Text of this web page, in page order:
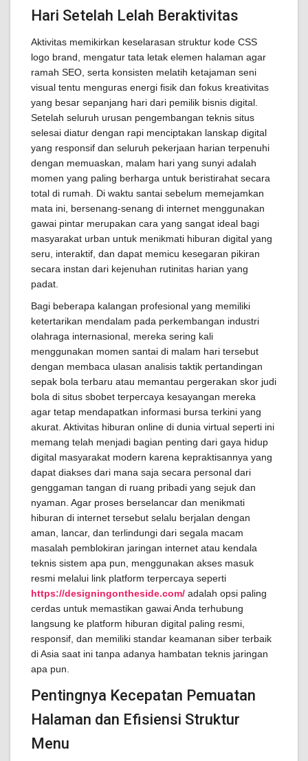
Hari Setelah Lelah Beraktivitas
Aktivitas memikirkan keselarasan struktur kode CSS
logo brand, mengatur tata letak elemen halaman agar
ramah SEO, serta konsisten melatih ketajaman seni
visual tentu menguras energi fisik dan fokus kreativitas
yang besar sepanjang hari dari pemilik bisnis digital.
Setelah seluruh urusan pengembangan teknis situs
selesai diatur dengan rapi menciptakan lanskap digital
yang responsif dan seluruh pekerjaan harian terpenuhi
dengan memuaskan, malam hari yang sunyi adalah
momen yang paling berharga untuk beristirahat secara
total di rumah. Di waktu santai sebelum memejamkan
mata ini, bersenang-senang di internet menggunakan
gawai pintar merupakan cara yang sangat ideal bagi
masyarakat urban untuk menikmati hiburan digital yang
seru, interaktif, dan dapat memicu kesegaran pikiran
secara instan dari kejenuhan rutinitas harian yang
padat.
Bagi beberapa kalangan profesional yang memiliki
ketertarikan mendalam pada perkembangan industri
olahraga internasional, mereka sering kali
menggunakan momen santai di malam hari tersebut
dengan membaca ulasan analisis taktik pertandingan
sepak bola terbaru atau memantau pergerakan skor judi
bola di situs sbobet terpercaya kesayangan mereka
agar tetap mendapatkan informasi bursa terkini yang
akurat. Aktivitas hiburan online di dunia virtual seperti ini
memang telah menjadi bagian penting dari gaya hidup
digital masyarakat modern karena kepraktisannya yang
dapat diakses dari mana saja secara personal dari
genggaman tangan di ruang pribadi yang sejuk dan
nyaman. Agar proses berselancar dan menikmati
hiburan di internet tersebut selalu berjalan dengan
aman, lancar, dan terlindungi dari segala macam
masalah pemblokiran jaringan internet atau kendala
teknis sistem apa pun, menggunakan akses masuk
resmi melalui link platform terpercaya seperti
https://designingontheside.com/ adalah opsi paling
cerdas untuk memastikan gawai Anda terhubung
langsung ke platform hiburan digital paling resmi,
responsif, dan memiliki standar keamanan siber terbaik
di Asia saat ini tanpa adanya hambatan teknis jaringan
apa pun.
Pentingnya Kecepatan Pemuatan
Halaman dan Efisiensi Struktur
Menu